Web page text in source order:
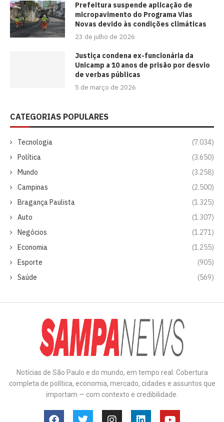
Prefeitura suspende aplicação de
micropavimento do Programa Vias
Novas devido às condições climáticas
23 de julho de 2026
Justiça condena ex-funcionária da
Unicamp a 10 anos de prisão por desvio
de verbas públicas
5 de março de 2026
CATEGORIAS POPULARES
Tecnologia
(7.034)
Política
(3.650)
Mundo
(3.258)
Campinas
(2.500)
Bragança Paulista
(1.325)
Auto
(1.307)
Negócios
(1.271)
Economia
(1.255)
Esporte
(905)
Saúde
(569)
Notícias de São Paulo e do mundo, em tempo real. Cobertura
completa de política, economia, mercado, cidades e assuntos que
importam — com contexto e credibilidade.